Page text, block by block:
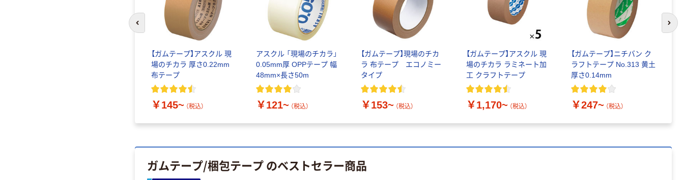
【ガムテープ】アスクル 現
場のチカラ 厚さ0.22mm
布テープ
￥145~ （税込）
アスクル 「現場のチカラ」
0.05mm厚 OPPテープ 幅
48mm×長さ50m
￥121~ （税込）
【ガムテープ】現場のチカ
ラ 布テープ エコノミー
タイプ
￥153~ （税込）
【ガムテープ】アスクル 現
場のチカラ ラミネート加
工 クラフトテープ
￥1,170~ （税込）
【ガムテープ】ニチバン ク
ラフトテープ No.313 黄土
厚さ0.14mm
￥247~ （税込）
前のスライドへ 次
ガムテープ/梱包テープ のベストセラー商品